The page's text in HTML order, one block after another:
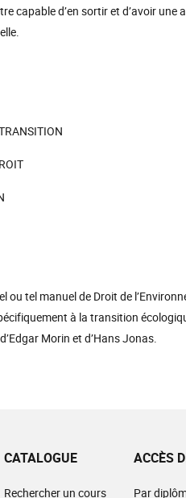
capable d’en sortir et d’avoir
ou tel manuel de Droit de
à la transition
Morin et d’Hans Jonas.
CATALOGUE
Rechercher un cours
ACCÈS
Par